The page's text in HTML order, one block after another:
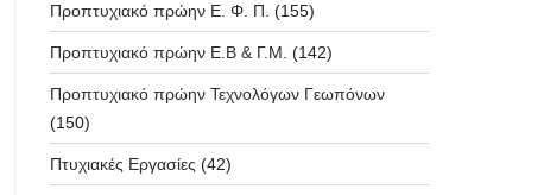
Προπτυχιακό πρώην Ε. Φ. Π. (155)
Προπτυχιακό πρώην Ε.Β & Γ.Μ. (142)
Προπτυχιακό πρώην Τεχνολόγων Γεωπόνων
(150)
Πτυχιακές Εργασίες (42)